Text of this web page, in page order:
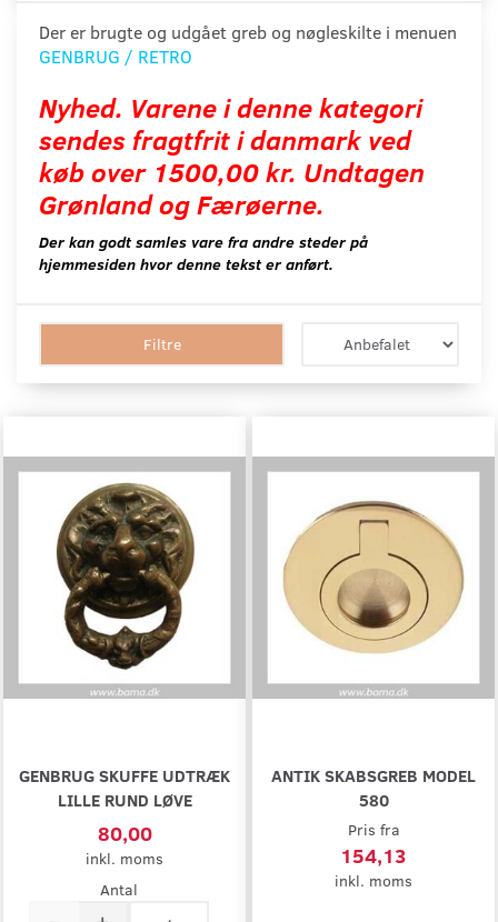
Der er brugte og udgået greb og nøgleskilte i menuen
GENBRUG / RETRO
Nyhed. Varene i denne kategori
sendes fragtfrit i danmark ved
køb over 1500,00 kr. Undtagen
Grønland og Færøerne.
Der kan godt samles vare fra andre steder på
hjemmesiden hvor denne tekst er anført.
Filtre
GENBRUG SKUFFE UDTRÆK
LILLE RUND LØVE
80,00
inkl. moms
Antal
ANTIK SKABSGREB MODEL
580
Pris fra
154,13
inkl. moms